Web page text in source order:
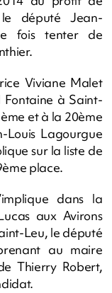
le député Jean-
fois tenter de
Viviane Malet
à Saint-
et à la 20ème
Louis Lagourgue
sur la liste de
place.
dans la
aux Avirons
Leu, le député
au maire
Thierry Robert,